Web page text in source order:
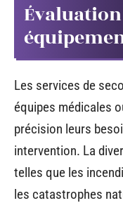
Les services de
équipes médicales
précision leurs
intervention. La
telles que les
les catastrophes